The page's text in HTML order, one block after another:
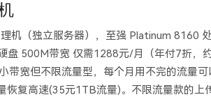
机（独立服务器），至强 Platinum 8160
盘 500M带宽 仅需1288元/月（年付7折，
带宽但不限流量型，每个月用不完的流量
恢复高速(35元1TB流量)。不限流量款的上